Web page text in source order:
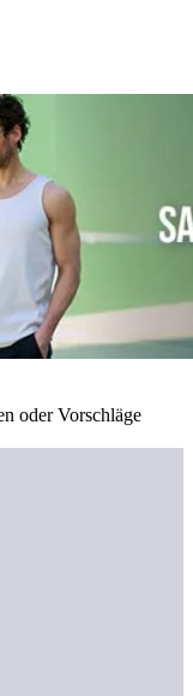
oder Vorschläge